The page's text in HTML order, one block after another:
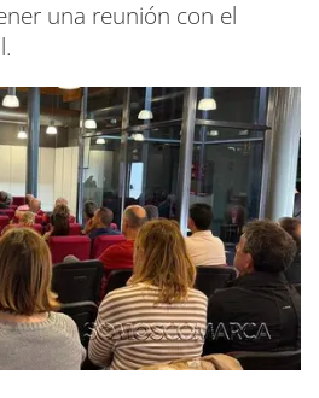
una reunión con el